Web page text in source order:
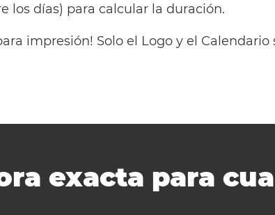
los días) para calcular la duración.
impresión! Solo el Logo y el
exacta para